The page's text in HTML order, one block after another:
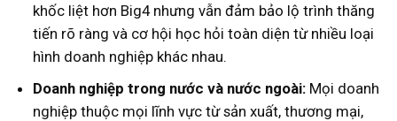
khốc liệt hơn Big4 nhưng vẫn đảm bảo lộ trình thăng
tiến rõ ràng và cơ hội học hỏi toàn diện từ nhiều loại
hình doanh nghiệp khác nhau.
Doanh nghiệp trong nước và nước ngoài:Mọi doanh
nghiệp thuộc mọi lĩnh vực từ sản xuất, thương mại,